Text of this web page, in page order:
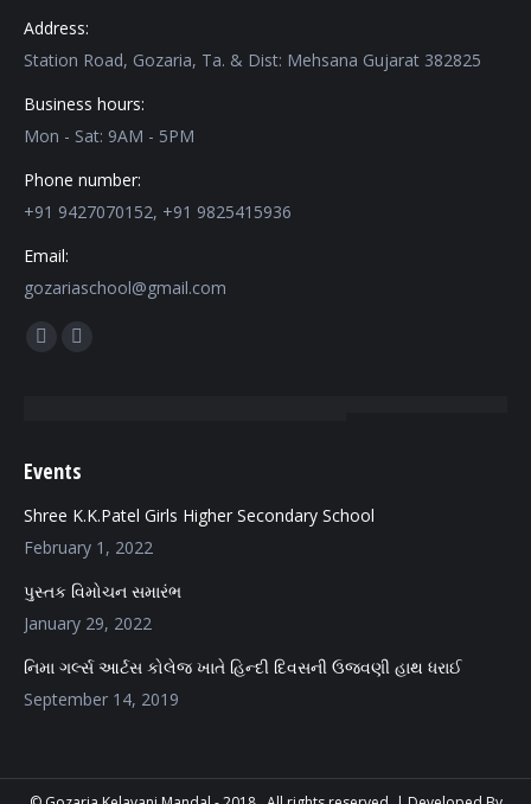
Address:
Station Road, Gozaria, Ta. & Dist: Mehsana Gujarat 382825
Business hours:
Mon - Sat: 9AM - 5PM
Phone number:
+91 9427070152, +91 9825415936
Email:
gozariaschool@gmail.com
Find us on:
Facebook
new
Mail
new
Events
Shree K.K.Patel Girls Higher Secondary School
February 1, 2022
પુસ્તક વિમોચન સમારંભ
January 29, 2022
નિમા ગર્લ્સ આર્ટસ કોલેજ ખાતે હિન્દી દિવસની ઉજવણી હાથ ધરાઈ
September 14, 2019